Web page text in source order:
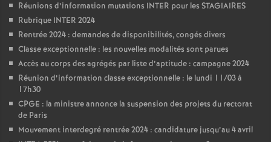
Réunions d’information mutations INTER pour les STAGIAIRES
Rubrique INTER 2024
Rentrée 2024 : demandes de disponibilités, congés divers
Classe exceptionnelle : les nouvelles modalités sont parues
Accès au corps des agrégés par liste d’aptitude : campagne 2024
Réunion d’information classe exceptionnelle : le lundi 11/03 à
17h30
CPGE : la ministre annonce la suspension des projets du rectorat
de Paris
Mouvement interdegré rentrée 2024 : candidature jusqu’au 4 avril